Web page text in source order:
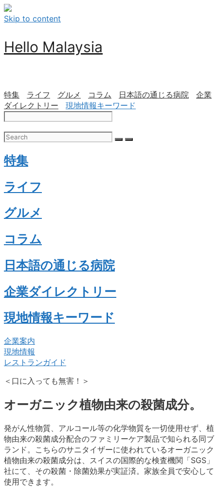
Skip to content
Hello Malaysia
特集 ライフ グルメ コラム 日本語の通じる病院
企業
ダイレクトリー
現地情報キーワード
特集
ライフ
グルメ
コラム
日本語の通じる病院
企業ダイレクトリー
現地情報キーワード
企業案内
現地情報
レストランガイド
＜口に入っても無害！＞
オーガニック植物由来の殺菌成分。
発がん性物質、アルコール等の化学物質を一切使用せず、植
物由来の殺菌成分配合のファミリーケア製品で知られる同ブ
ランド。こちらのサニタイザーに使われているオーガニック
植物由来の殺菌成分は、スイスの国際的な検査機関「SGS」
社にて、その殺菌・除菌効果が実証済。家族全員で安心して
使用できます。